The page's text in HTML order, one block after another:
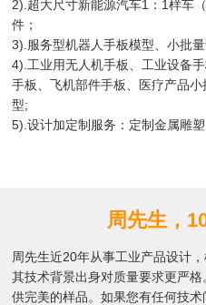
2).超大尺寸新能源汽车1：1样车
件；
3).服务型机器人手板模型、小批量
4).工业用无人机手板、工业设备
手板、飞机部件手板、医疗产品
型;
5).设计加定制服务：定制金属雕
周先生，
周先生近20年从事工业产品设计
其技术背景出身对质量要求更严
供完美的样品。如果您有任何技